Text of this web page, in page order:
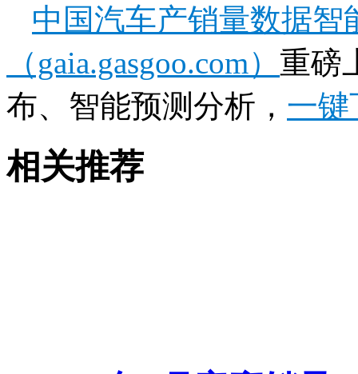
中国汽车产销量数据
（gaia.gasgoo.com） 重磅
布、智能预测分析， 一键
相关推荐